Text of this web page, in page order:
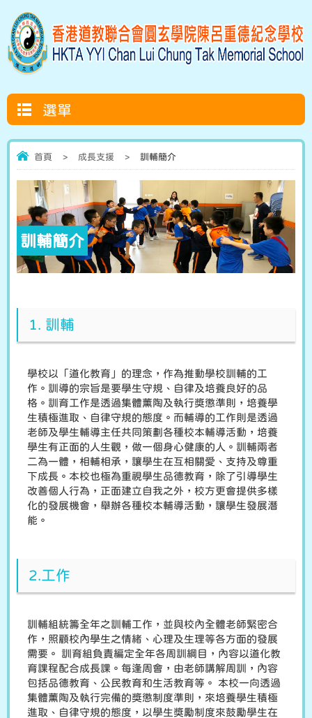
選單
首頁 > 成長支援 > 訓輔簡介
訓輔簡介
1. 訓輔
學校以「道化教育」的理念，作為推動學校訓輔的工
作。訓導的宗旨是要學生守規、自律及培養良好的品
格。訓育工作是透過集體薰陶及執行獎懲準則，培養學
生積極進取、自律守規的態度。而輔導的工作則是透過
老師及學生輔導主任共同策劃各種校本輔導活動，培養
學生有正面的人生觀，做一個身心健康的人。訓輔兩者
二為一體，相輔相承，讓學生在互相關愛、支持及尊重
下成長。本校也極為重視學生品德教育，除了引導學生
改善個人行為，正面建立自我之外，校方更會提供多樣
化的發展機會，舉辦各種校本輔導活動，讓學生發展潛
能。
2.工作
訓輔組統籌全年之訓輔工作，並與校內全體老師緊密合
作，照顧校內學生之情緒、心理及生理等各方面的發展
需要。 訓育組負責編定全年各周訓綱目，內容以道化教
育課程配合成長課。每逢周會，由老師講解周訓，內容
包括品德教育、公民教育和生活教育等。 本校一向透過
集體薰陶及執行完備的獎懲制度準則，來培養學生積極
進取、自律守規的態度，以學生獎勵制度來鼓勵學生在